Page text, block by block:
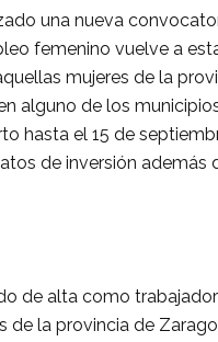
una nueva
femenino vuelve a
mujeres de la
alguno de los
hasta el 15 de
de inversión
de alta como
de la provincia de